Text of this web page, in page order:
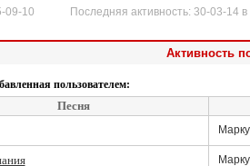
09-10 Последняя активность: 30-03-14 в
Активность
пользователем:
Песня